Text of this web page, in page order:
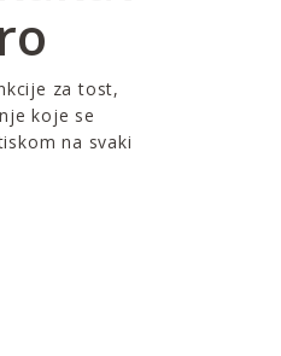
za tost,
koje se
na svaki